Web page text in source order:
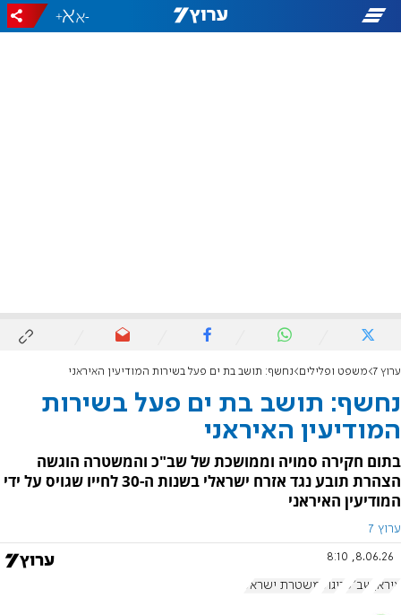
-
+
ערוץ 7 משפט ופלילים נחשף: תושב בת ים פעל בשירות המודיעין האיראני
נחשף: תושב בת ים פעל בשירות
המודיעין האיראני
בתום חקירה סמויה וממושכת של שב"כ והמשטרה הוגשה
הצהרת תובע נגד אזרח ישראלי בשנות ה-30 לחייו שגויס על ידי
המודיעין האיראני
ערוץ 7
8.06.26, 8:10
איראן שב"כ ריגול משטרת ישראל